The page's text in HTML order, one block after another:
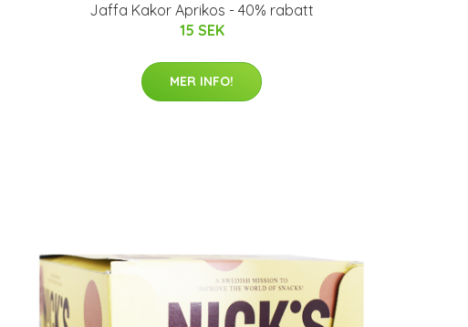
Jaffa Kakor Aprikos - 40% rabatt
15 SEK
MER INFO!